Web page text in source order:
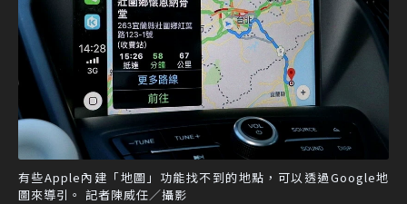
有些Apple內建「地圖」功能找不到的地點，可以透過Google地
圖來導引。 記者陳威任／攝影